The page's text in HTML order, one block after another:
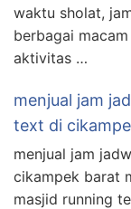
waktu sholat,
berbagai
aktivitas …
menjual jam
text di
menjual jam
cikampek barat
masjid running